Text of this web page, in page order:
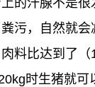
的汗腺不是
污，自然就会
肉料比达到了
时生猪就可